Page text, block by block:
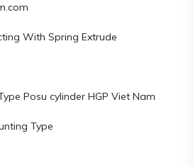
Spring Extrude
Posu cylinder HGP Viet Nam
Type